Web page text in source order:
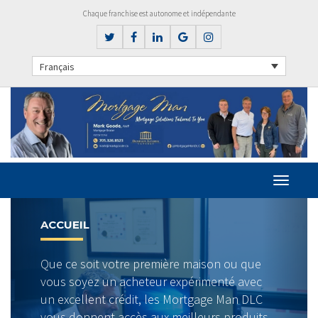
Chaque franchise est autonome et indépendante
Français
Previous
votre première maison ou que
un acheteur expérimenté avec
crédit, les Mortgage Man DLC
DURÉE
6 Mois
1 Année
2 Ans